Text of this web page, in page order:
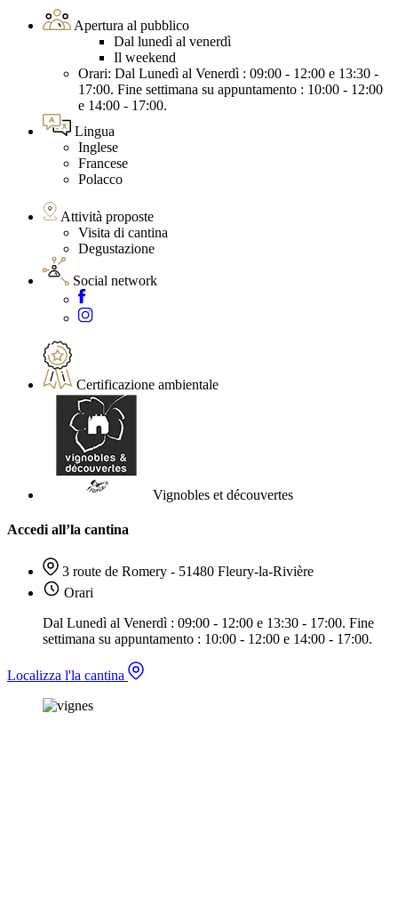
Apertura al pubblico
Dal lunedì al venerdì
Il weekend
Orari: Dal Lunedì al Venerdì : 09:00 - 12:00 e 13:30 -
17:00. Fine settimana su appuntamento : 10:00 - 12:00
e 14:00 - 17:00.
Lingua
Inglese
Francese
Polacco
Attività proposte
Visita di cantina
Degustazione
Social network
Certificazione ambientale
Vignobles et découvertes
Accedi all’la cantina
3 route de Romery - 51480 Fleury-la-Rivière
Orari
Dal Lunedì al Venerdì : 09:00 - 12:00 e 13:30 - 17:00. Fine
settimana su appuntamento : 10:00 - 12:00 e 14:00 - 17:00.
Localizza l'la cantina